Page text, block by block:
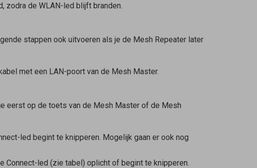
zodra de WLAN-led blijft branden.
stappen ook uitvoeren als je de Mesh Repeaterlater
met een LAN-poort van de Mesh Master.
eerst op de toets van de Mesh Masterof de Mesh
led begint te knipperen. Mogelijk gaan er ook nog
Connect-led (zie tabel) oplicht of begint te knipperen.